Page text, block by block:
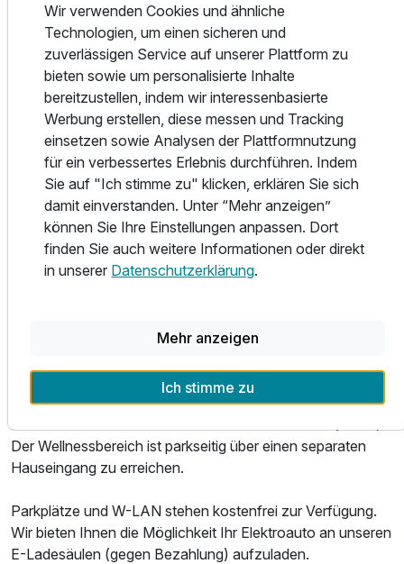
Doppelzimmer Gästehaus
2 Erwachsene
Zusatznächte
Für 3 Tage p.P. ab 237,00 €
Zum Hotel gehört ein stilvoll eingerichtetes Restaurant mit
persönlichen Flair. Das Restaurant in Plau am See verfügt
über 80 Plätze. Der Ausblick in den Park, eine behagliche
Atmosphäre und engagiertes Personal lassen das
Restaurant zu einer Oase der Ruhe und Erholung werden.
Gastronomisch sind wir leistungsstark und flexibel. Unsere
zeitgemäße, leichte Küche ist kreativ und genießt einen
anerkannt guten Ruf. Es werden vorrangig frische,
regionale und saisonale Produkte von heimischen
Zulieferern verwendet.
Zum Restaurant gehört eine Gartenterrasse, wo man im
Grünen, unter den hundertjährigen, schattenspendenden
Kastanien, die Ruhe und Entspannung pur genießen kann.
geworden ist: Wir lassen Sie in Ruhe. Entspannen Sie sich
Wellnessbereich mit Saunarium mit Finnischer Sauna,
Dampfbad und Duschtempel, dem Relaxatelier mit
Der Wellnessbereich ist parkseitig über einen separaten
Hauseingang zu erreichen.
Parkplätze und W-LAN stehen kostenfrei zur Verfügung.
Wir bieten Ihnen die Möglichkeit Ihr Elektroauto an unseren
E-Ladesäulen (gegen Bezahlung) aufzuladen.
Wir verwenden Cookies und ähnliche
Technologien, um einen sicheren und
zuverlässigen Service auf unserer Plattform zu
bieten sowie um personalisierte Inhalte
bereitzustellen, indem wir interessenbasierte
Werbung erstellen, diese messen und Tracking
einsetzen sowie Analysen der Plattformnutzung
für ein verbessertes Erlebnis durchführen. Indem
Sie auf "Ich stimme zu" klicken, erklären Sie sich
damit einverstanden. Unter “Mehr anzeigen”
können Sie Ihre Einstellungen anpassen. Dort
finden Sie auch weitere Informationen oder direkt
in unserer Datenschutzerklärung.
Mehr anzeigen
Ich stimme zu